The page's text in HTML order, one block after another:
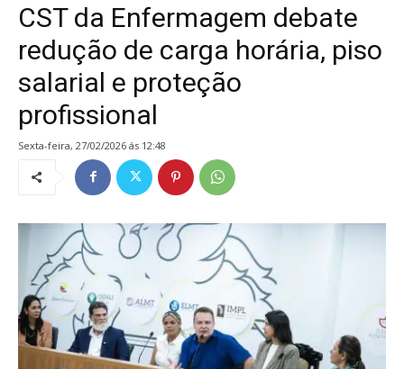
CST da Enfermagem debate
redução de carga horária, piso
salarial e proteção
profissional
sexta-feira, 27/02/2026 ás 12:48